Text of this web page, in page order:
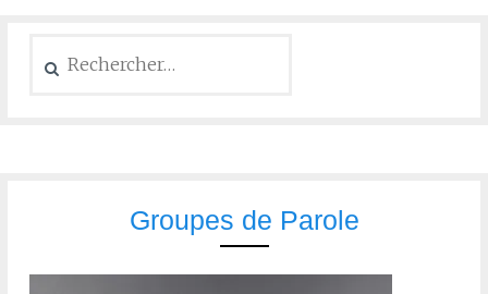
Groupes de Parole